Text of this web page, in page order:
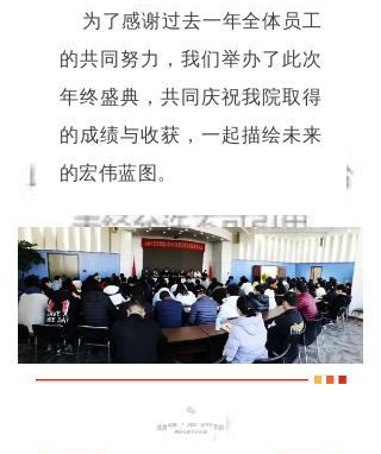
为了感谢过去一年全体员工
的共同努力，我们举办了此次
年终盛典，共同庆祝我院取得
的成绩与收获，一起描绘未来
的宏伟蓝图。
01